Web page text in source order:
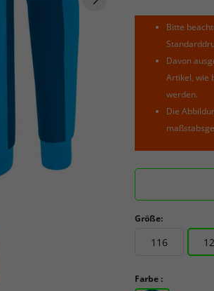
Bitte
Davon
Artikel, wie
werden.
Die
Größe:
116
Farbe :